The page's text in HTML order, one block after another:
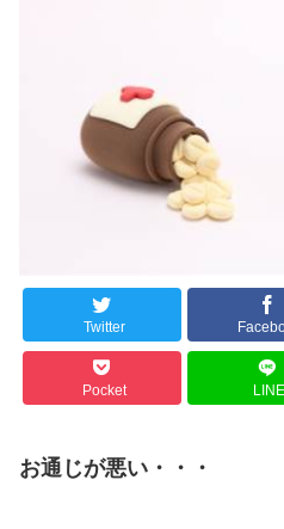
Twitter
Pocket LINE
お通じが悪い・・・